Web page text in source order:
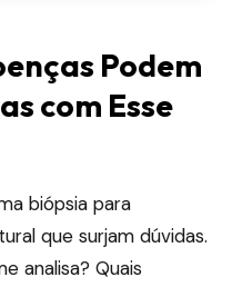
Podem
com Esse
biópsia para
que surjam dúvidas.
analisa? Quais